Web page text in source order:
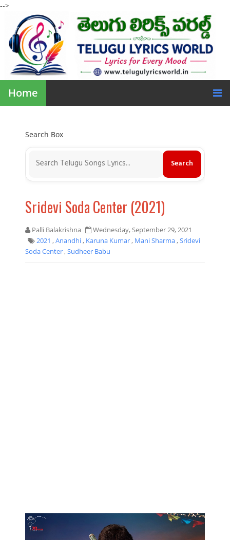
-->
Home
Search Box
Sridevi Soda Center (2021)
Palli Balakrishna
Wednesday, September 29, 2021
2021 ,Anandhi, Karuna Kumar, Mani Sharma,Sridevi
Soda Center,Sudheer Babu